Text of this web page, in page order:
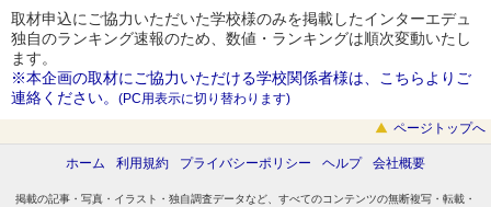
取材申込にご協力いただいた学校様のみを掲載したインターエデュ
独自のランキング速報のため、数値・ランキングは順次変動いたし
ます。
※本企画の取材にご協力いただける学校関係者様は、こちらよりご
連絡ください。 (PC用表示に切り替わります)
ページトップへ
ホーム 利用規約 プライバシーポリシー ヘルプ 会社概要
掲載の記事・写真・イラスト・独自調査データなど、すべてのコンテンツの無断複写・転載・